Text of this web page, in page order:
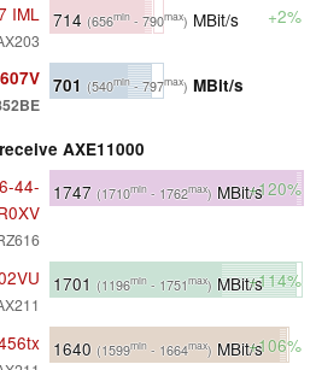
IML 714 (656min - 790max) MBit/s +2%
701 (540min- 797max) MBit/s
AXE11000
44-
1747 (1710min - 1762max) MBit/s+120%
1701 (1196min - 1751max) MBit/s+114%
1640 (1599min - 1664max) MBit/s+106%